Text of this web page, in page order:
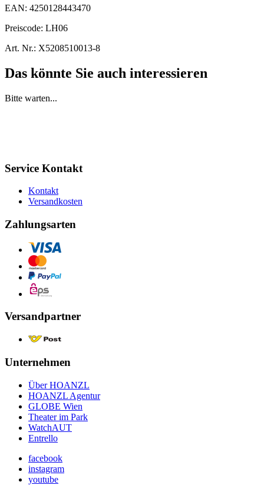
EAN: 4250128443470
Preiscode: LH06
Art. Nr.: X5208510013-8
Das könnte Sie auch interessieren
Bitte warten...
Service Kontakt
Kontakt
Versandkosten
Zahlungsarten
Versandpartner
Unternehmen
Über HOANZL
HOANZL Agentur
GLOBE Wien
Theater im Park
WatchAUT
Entrello
facebook
instagram
youtube